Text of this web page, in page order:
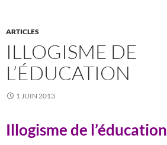
ARTICLES
ILLOGISME DE
L’ÉDUCATION
1 JUIN 2013
Illogisme de l’éducation